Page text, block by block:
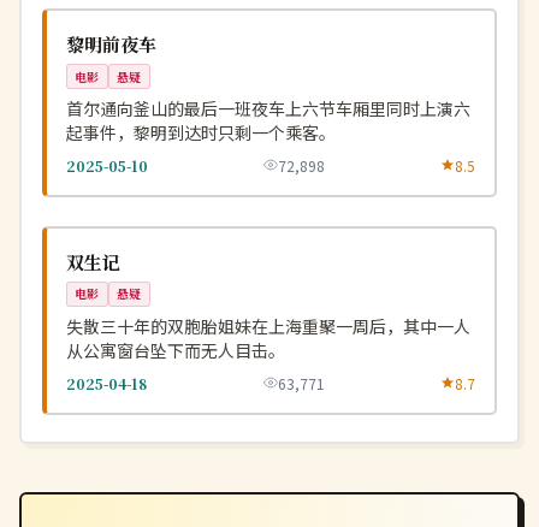
韩国
黎明前夜车
电影 悬疑
首尔通向釜山的最后一班夜车上六节车厢里同时上演六
起事件，黎明到达时只剩一个乘客。
2025-05-10 72,898 8.5
中国
双生记
电影 悬疑
失散三十年的双胞胎姐妹在上海重聚一周后，其中一人
从公寓窗台坠下而无人目击。
2025-04-18 63,771 8.7